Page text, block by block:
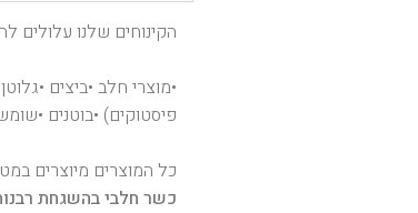
הקינוחים שלנו עלולים
•מוצרי חלב •ביצים
פיסטוקים) •בוטנים
כל המוצרים מיוצרים
כשר חלבי בהשגחת